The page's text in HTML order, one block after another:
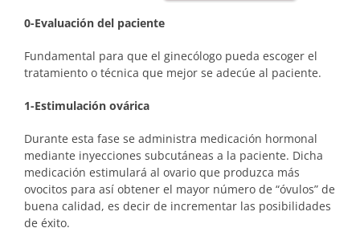
0-Evaluación del paciente
Fundamental para que el ginecólogo pueda escoger el
tratamiento o técnica que mejor se adecúe al paciente.
1-Estimulación ovárica
Durante esta fase se administra medicación hormonal
mediante inyecciones subcutáneas a la paciente. Dicha
medicación estimulará al ovario que produzca más
ovocitos para así obtener el mayor número de “óvulos” de
buena calidad, es decir de incrementar las posibilidades
de éxito.